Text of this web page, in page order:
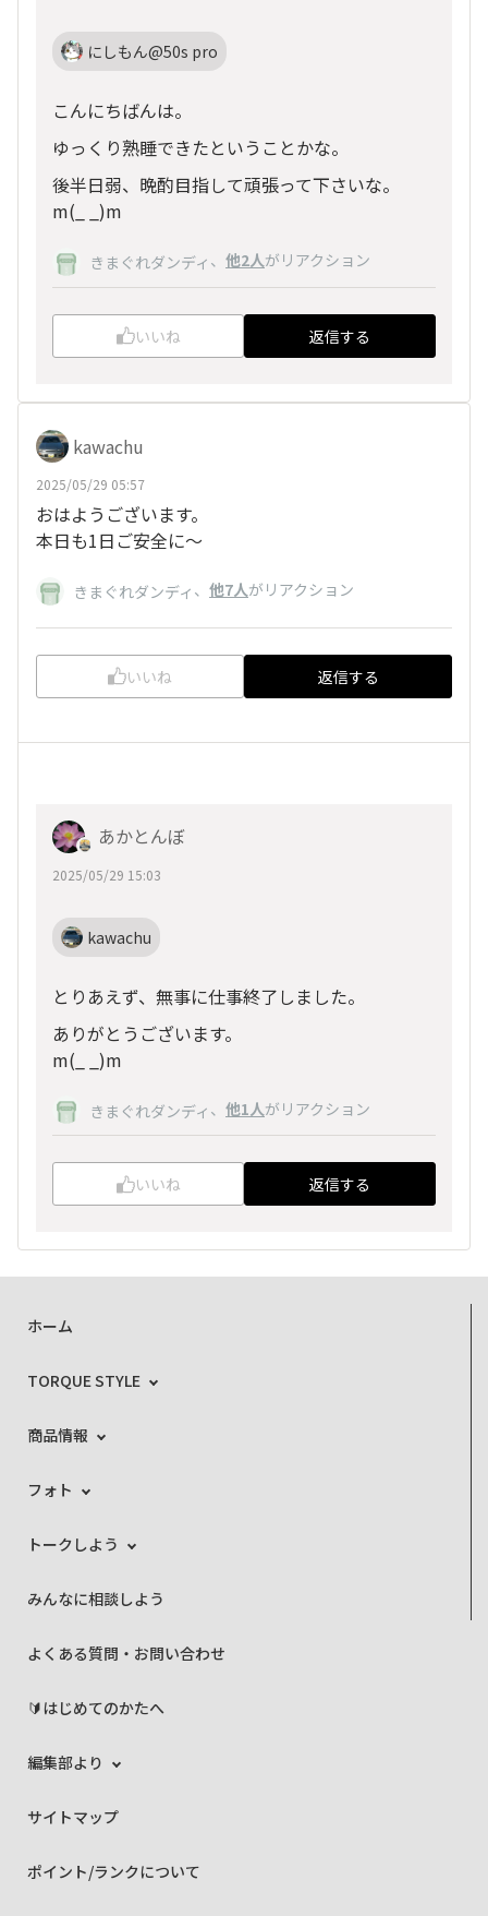
にしもん@50s pro
こんにちばんは。
ゆっくり熟睡できたということかな。
後半日弱、晩酌目指して頑張って下さいな。
m(_ _)m
きまぐれダンディ 、 他2人がリアクション
いいね 返信する
kawachu
2025/05/29 05:57
おはようございます。
本日も1日ご安全に〜
きまぐれダンディ 、 他7人がリアクション
いいね 返信する
あかとんぼ
2025/05/29 15:03
kawachu
とりあえず、無事に仕事終了しました。
ありがとうございます。
m(_ _)m
きまぐれダンディ 、 他1人がリアクション
いいね 返信する
ホーム
TORQUE STYLE
商品情報
フォト
トークしよう
みんなに相談しよう
よくある質問・お問い合わせ
🔰はじめてのかたへ
編集部より
サイトマップ
ポイント/ランクについて